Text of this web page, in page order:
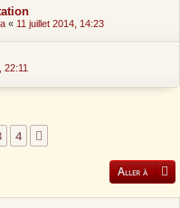
« 11 juillet 2014, 14:23
22:11
4
Aller à